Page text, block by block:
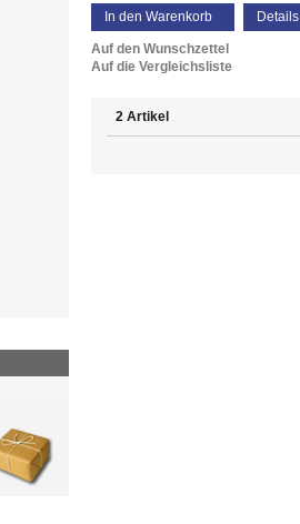
In den Warenkorb Details
Auf den Wunschzettel
Auf die Vergleichsliste
2 Artikel